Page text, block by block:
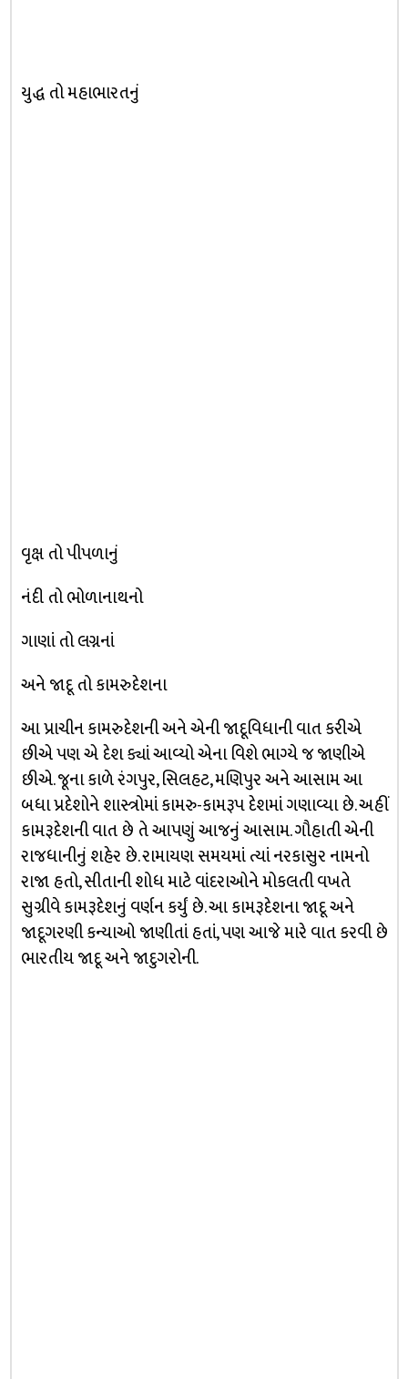
યુદ્ધ તો મહાભારતનું
વૃક્ષ તો પીપળાનું
નંદી તો ભોળાનાથનો
ગાણાં તો લગ્નનાં
અને જાદૂ તો કામરુદેશના
આ પ્રાચીન કામરુદેશની અને એની જાદૂવિધાની વાત કરીએ
છીએ પણ એ દેશ ક્યાં આવ્યો એના વિશે ભાગ્યે જ જાણીએ
છીએ. જૂના કાળે રંગપુર, સિલહટ, મણિપુર અને આસામ આ
બધા પ્રદેશોને શાસ્ત્રોમાં કામરુ-કામરૂપ દેશમાં ગણાવ્યા છે. અહીં
કામરૂદેશની વાત છે તે આપણું આજનું આસામ. ગૌહાતી એની
રાજધાનીનું શહેર છે. રામાયણ સમયમાં ત્યાં નરકાસુર નામનો
રાજા હતો, સીતાની શોધ માટે વાંદરાઓને મોકલતી વખતે
સુગ્રીવે કામરૂદેશનું વર્ણન કર્યું છે. આ કામરૂદેશના જાદૂ અને
જાદૂગરણી કન્યાઓ જાણીતાં હતાં, પણ આજે મારે વાત કરવી છે
ભારતીય જાદૂ અને જાદુગરોની.